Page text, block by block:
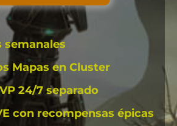
semanales
Mapas en Cluster
24/7 separado
con recompensas épicas